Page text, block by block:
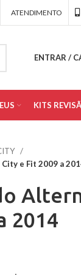
ATENDIMENTO
ENTRAR /
KITS
e Fit 2009 a
2014